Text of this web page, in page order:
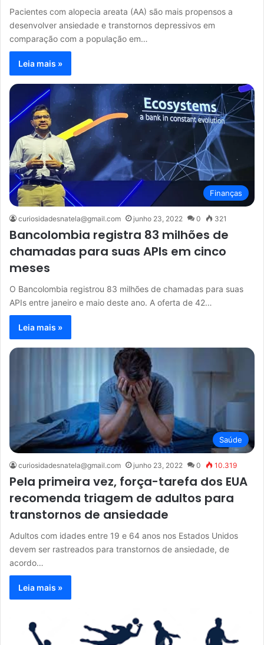
Pacientes com alopecia areata (AA) são mais propensos a
desenvolver ansiedade e transtornos depressivos em
comparação com a população em…
Leia mais »
Finanças
curiosidadesnatela@gmail.com junho 23, 2022 0 321
Bancolombia registra 83 milhões de
chamadas para suas APIs em cinco
meses
O Bancolombia registrou 83 milhões de chamadas para suas
APIs entre janeiro e maio deste ano. A oferta de 42…
Leia mais »
Saúde
curiosidadesnatela@gmail.com junho 23, 2022 0 10.319
Pela primeira vez, força-tarefa dos EUA
recomenda triagem de adultos para
transtornos de ansiedade
Adultos com idades entre 19 e 64 anos nos Estados Unidos
devem ser rastreados para transtornos de ansiedade, de
acordo…
Leia mais »